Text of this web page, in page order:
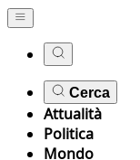
Cerca
Attualità
Politica
Mondo